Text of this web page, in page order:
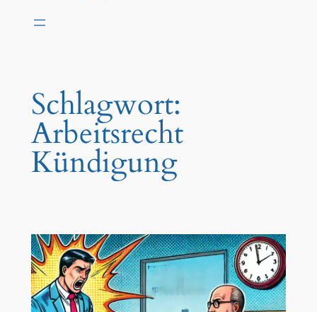
Schlagwort:
Arbeitsrecht
Kündigung